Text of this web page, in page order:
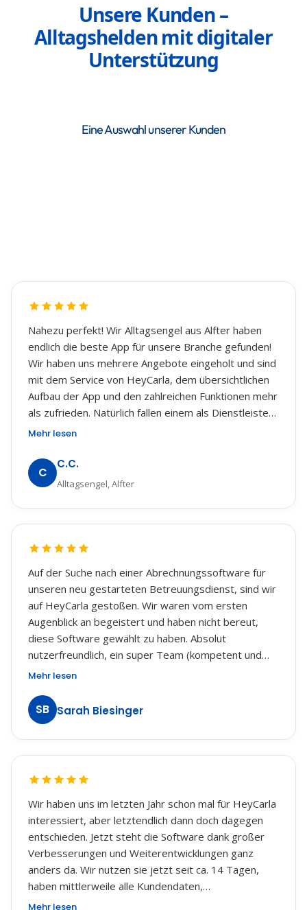
Unsere Kunden –
Alltagshelden mit digitaler
Unterstützung
Eine Auswahl unserer Kunden
Nahezu perfekt! Wir Alltagsengel aus Alfter haben
endlich die beste App für unsere Branche gefunden!
Wir haben uns mehrere Angebote eingeholt und sind
mit dem Service von HeyCarla, dem übersichtlichen
Aufbau der App und den zahlreichen Funktionen mehr
als zufrieden. Natürlich fallen einem als Dienstleister
gerne mal Optimierungsvorschläge ein, deshalb
nochmal den Service, man kann sich jederzeit an das
Team von HeyCarla wenden und es wird einem
selbstverständlich. Vielen Dank für die tolle Leistung
hinter dieser Entwicklung!
Mehr lesen
C
C.C.
Alltagsengel, Alfter
Auf der Suche nach einer Abrechnungssoftware für
unseren neu gestarteten Betreuungsdienst, sind wir
auf HeyCarla gestoßen. Wir waren vom ersten
Augenblick an begeistert und haben nicht bereut,
diese Software gewählt zu haben. Absolut
nutzerfreundlich, ein super Team (kompetent und
freundlich), super schnelle Hilfe - was will man mehr.
es gibt Funktionen, da kann sich so manch anderer
Softwareentwickler eine Scheibe davon abschneiden.
Von uns eine klare Empfehlung! Macht weiter so!!!
Mehr lesen
SB Sarah Biesinger
Wir haben uns im letzten Jahr schon mal für HeyCarla
interessiert, aber letztendlich dann doch dagegen
entschieden. Jetzt steht die Software dank großer
Verbesserungen und Weiterentwicklungen ganz
anders da. Wir nutzen sie jetzt seit ca. 14 Tagen,
haben mittlerweile alle Kundendaten,
Mitarbeiterdaten und alle geplanten Termine
Mehr lesen